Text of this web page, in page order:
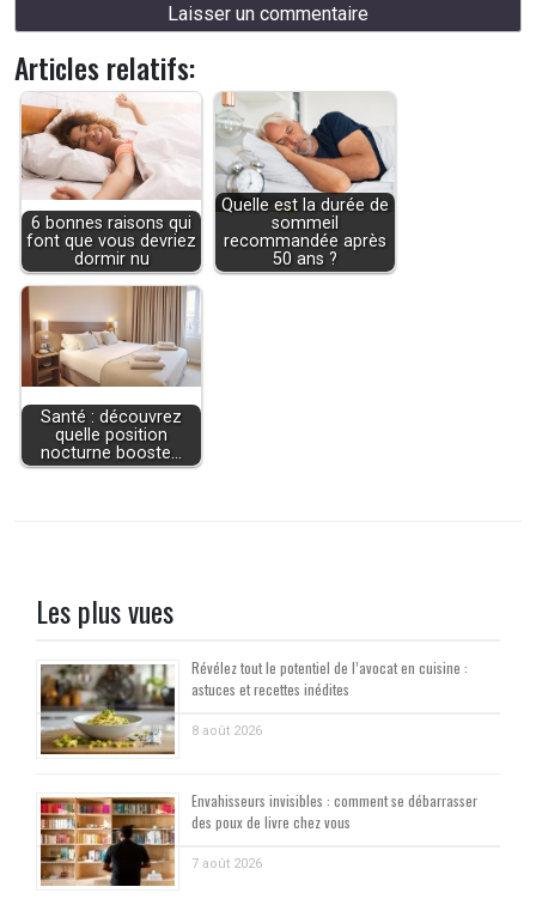
Articles relatifs:
6 bonnes raisons qui
font que vous devriez
dormir nu
Quelle est la durée de
sommeil
recommandée après
50 ans ?
Santé : découvrez
quelle position
nocturne booste…
Les plus vues
Révélez tout le potentiel de l’avocat en cuisine :
astuces et recettes inédites
8 août 2026
Envahisseurs invisibles : comment se débarrasser
des poux de livre chez vous
7 août 2026